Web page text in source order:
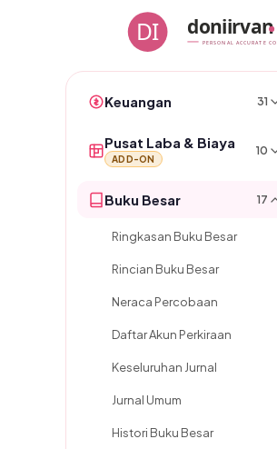
DI doniirvan
PERSONAL ACCURATE
Keuangan 31
Pusat Laba & Biaya
ADD-ON
10
Buku Besar 17
Ringkasan Buku Besar
Rincian Buku Besar
Neraca Percobaan
Daftar Akun Perkiraan
Keseluruhan Jurnal
Jurnal Umum
Histori Buku Besar